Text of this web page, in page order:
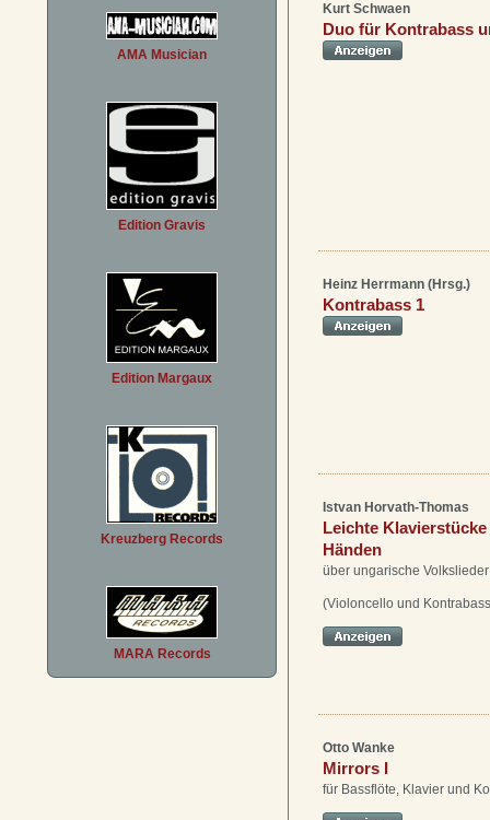
AMA Musician
Edition Gravis
Edition Margaux
Kreuzberg Records
MARA Records
Kurt Schwaen
Duo für Kontrabass
Heinz Herrmann (Hrsg.)
Kontrabass 1
Istvan Horvath-Thomas
Leichte
Händen
über ungarische Volkslieder
(Violoncello und
Otto Wanke
Mirrors I
für Bassflöte, Klavier und